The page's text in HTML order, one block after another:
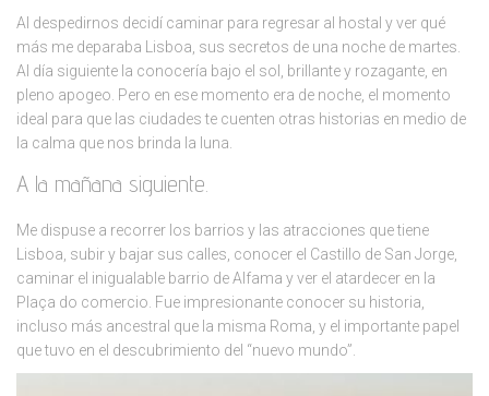
Al despedirnos decidí caminar para regresar al hostal y ver qué
más me deparaba Lisboa, sus secretos de una noche de martes.
Al día siguiente la conocería bajo el sol, brillante y rozagante, en
pleno apogeo. Pero en ese momento era de noche, el momento
ideal para que las ciudades te cuenten otras historias en medio de
la calma que nos brinda la luna.
A la mañana siguiente.
Me dispuse a recorrer los barrios y las atracciones que tiene
Lisboa, subir y bajar sus calles, conocer el Castillo de San Jorge,
caminar el inigualable barrio de Alfama y ver el atardecer en la
Plaça do comercio. Fue impresionante conocer su historia,
incluso más ancestral que la misma Roma, y el importante papel
que tuvo en el descubrimiento del “nuevo mundo”.